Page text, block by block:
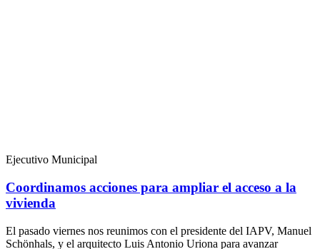
Ejecutivo Municipal
Coordinamos acciones para ampliar el acceso a la
vivienda
El pasado viernes nos reunimos con el presidente del IAPV, Manuel
Schönhals, y el arquitecto Luis Antonio Uriona para avanzar